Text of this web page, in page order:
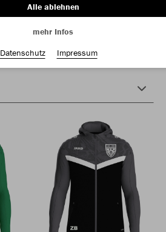
Alle ablehnen
mehr Infos
Datenschutz
Impressum